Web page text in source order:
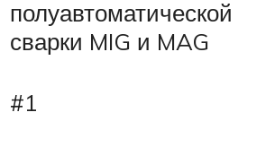
полуавтоматической
сварки MIG и MAG
#1